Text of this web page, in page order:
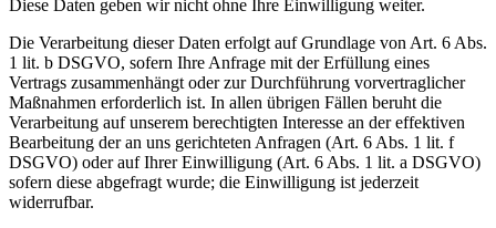
Diese Daten geben wir nicht ohne Ihre Einwilligung weiter.
Die Verarbeitung dieser Daten erfolgt auf Grundlage von Art. 6 Abs.
1 lit. b DSGVO, sofern Ihre Anfrage mit der Erfüllung eines
Vertrags zusammenhängt oder zur Durchführung vorvertraglicher
Maßnahmen erforderlich ist. In allen übrigen Fällen beruht die
Verarbeitung auf unserem berechtigten Interesse an der effektiven
Bearbeitung der an uns gerichteten Anfragen (Art. 6 Abs. 1 lit. f
DSGVO) oder auf Ihrer Einwilligung (Art. 6 Abs. 1 lit. a DSGVO)
sofern diese abgefragt wurde; die Einwilligung ist jederzeit
widerrufbar.